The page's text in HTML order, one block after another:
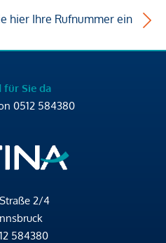
hier Ihre Rufnummer ein
für Sie da
0512 584380
2/4
584380